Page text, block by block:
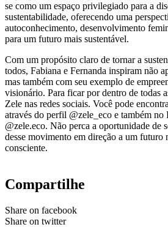
se como um espaço privilegiado para a
sustentabilidade, oferecendo uma
autoconhecimento, desenvolvimento
para um futuro mais sustentável.
Com um propósito claro de tornar a
todos, Fabiana e Fernanda inspiram não
mas também com seu exemplo de
visionário. Para ficar por dentro de todas
Zele nas redes sociais. Você pode
através do perfil @zele_eco e também no
@zele.eco. Não perca a oportunidade de
desse movimento em direção a um futuro
consciente.
Compartilhe
Share on facebook
Share on twitter